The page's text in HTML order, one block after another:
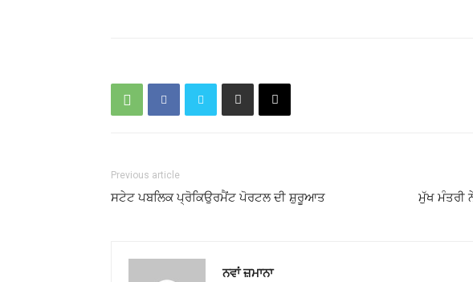
Previous article
ਸਟੇਟ ਪਬਲਿਕ ਪ੍ਰੋਕਿਉਰਮੈਂਟ ਪੋਰਟਲ ਦੀ ਸ਼ੁਰੂਆਤ ਮੁੱਖ ਮੰਤਰੀ
ਨਵਾਂ ਜ਼ਮਾਨਾ